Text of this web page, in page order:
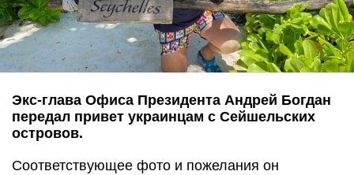
Экс-глава Офиса Президента Андрей Богдан
передал привет украинцам с Сейшельских
островов.
Соответствующее фото и пожелания он